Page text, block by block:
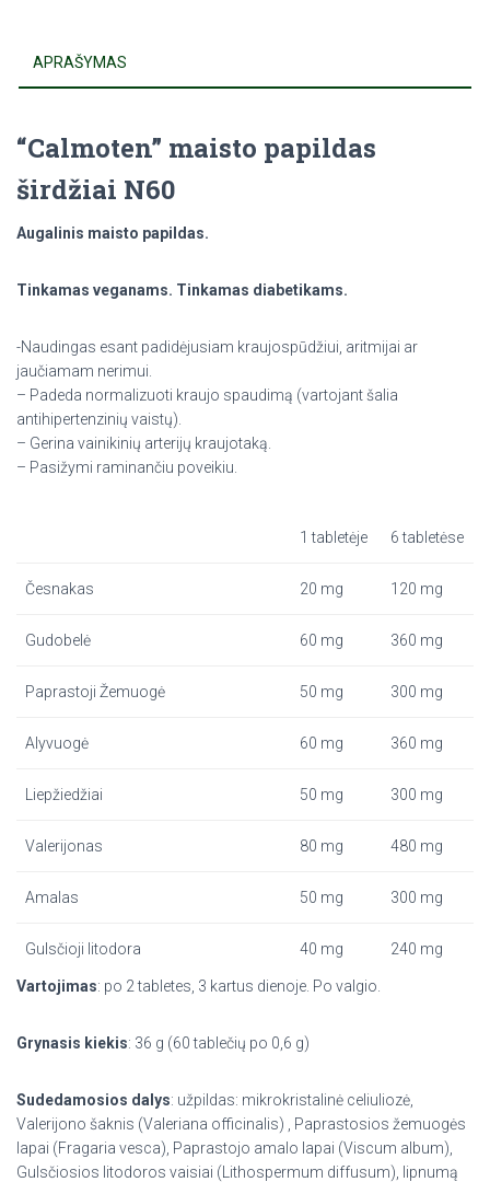
APRAŠYMAS
“Calmoten” maisto papildas
širdžiai N60
Augalinis maisto papildas.
Tinkamas veganams. Tinkamas diabetikams.
-Naudingas esant padidėjusiam kraujospūdžiui, aritmijai ar
jaučiamam nerimui.
– Padeda normalizuoti kraujo spaudimą (vartojant šalia
antihipertenzinių vaistų).
– Gerina vainikinių arterijų kraujotaką.
– Pasižymi raminančiu poveikiu.
1 tabletėje 6 tabletėse
Česnakas 20 mg 120 mg
Gudobelė 60 mg 360 mg
Paprastoji Žemuogė 50 mg 300 mg
Alyvuogė 60 mg 360 mg
Liepžiedžiai 50 mg 300 mg
Valerijonas 80 mg 480 mg
Amalas 50 mg 300 mg
Gulsčioji litodora 40 mg 240 mg
Vartojimas: po 2 tabletes, 3 kartus dienoje. Po valgio.
Grynasis kiekis: 36 g (60 tablečių po 0,6 g)
Sudedamosios dalys: užpildas: mikrokristalinė celiuliozė,
Valerijono šaknis (Valeriana officinalis) , Paprastosios žemuogės
lapai (Fragaria vesca), Paprastojo amalo lapai (Viscum album),
Gulsčiosios litodoros vaisiai (Lithospermum diffusum), lipnumą